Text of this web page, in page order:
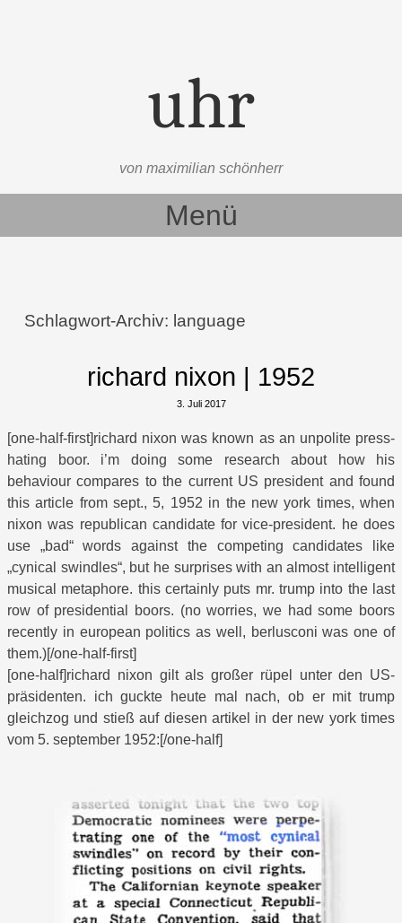
uhr
von maximilian schönherr
Menü
Schlagwort-Archiv: language
richard nixon | 1952
3. Juli 2017
[one-half-first]richard nixon was known as an unpolite press-
hating boor. i’m doing some research about how his
behaviour compares to the current US president and found
this article from sept., 5, 1952 in the new york times, when
nixon was republican candidate for vice-president. he does
use „bad“ words against the competing candidates like
„cynical swindles“, but he surprises with an almost intelligent
musical metaphore. this certainly puts mr. trump into the last
row of presidential boors. (no worries, we had some boors
recently in european politics as well, berlusconi was one of
them.)[/one-half-first]
[one-half]richard nixon gilt als großer rüpel unter den US-
präsidenten. ich guckte heute mal nach, ob er mit trump
gleichzog und stieß auf diesen artikel in der new york times
vom 5. september 1952:[/one-half]